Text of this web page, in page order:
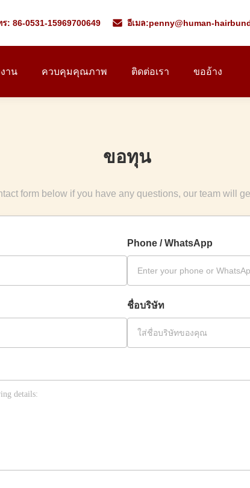
ร: 86-0531-15969700649 อีเมล:penny@human-
าน ควบคุมคุณภาพ ติดต่อเรา ขออ้าง
ขอทุน
form below if you have any questions, our team will
Phone / WhatsApp
ชื่อบริษัท